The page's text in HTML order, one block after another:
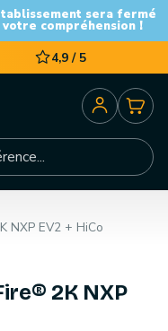
sera fermé
votre compréhension !
4,9 / 5
NXP EV2 + HiCo
2K NXP